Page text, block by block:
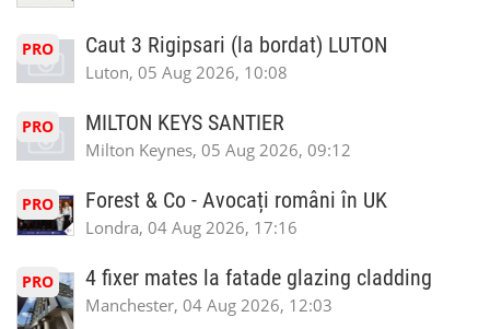
PRO Caut 3 Rigipsari (la bordat) LUTON
Luton, 05 Aug 2026, 10:08
PRO MILTON KEYS SANTIER
Milton Keynes, 05 Aug 2026, 09:12
PRO Forest & Co - Avocați români în UK
Londra, 04 Aug 2026, 17:16
PRO 4 fixer mates la fatade glazing cladding
Manchester, 04 Aug 2026, 12:03